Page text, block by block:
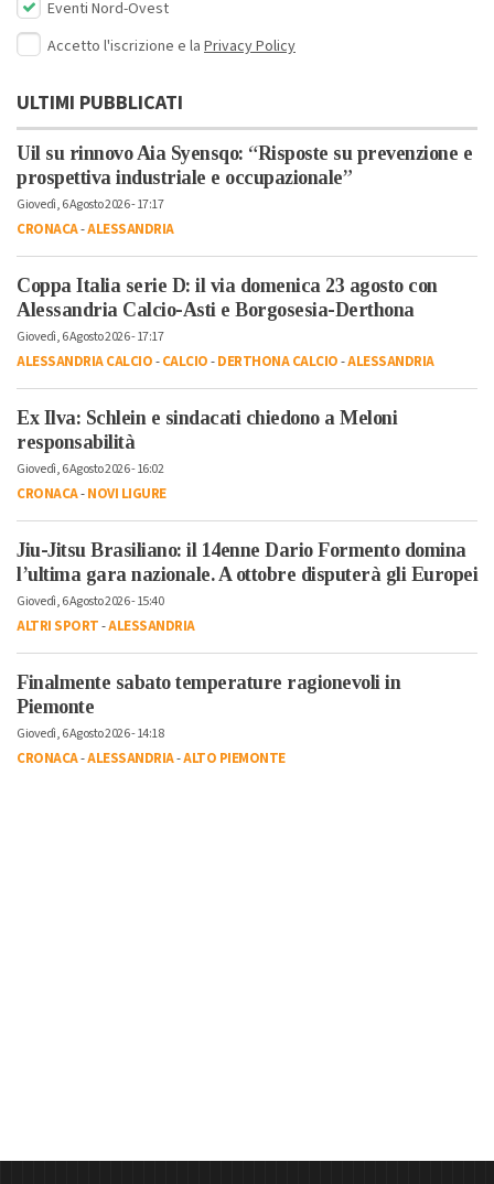
Eventi Nord-Ovest
Accetto l'iscrizione e la Privacy Policy
ULTIMI PUBBLICATI
Uil su rinnovo Aia Syensqo: “Risposte su prevenzione e
prospettiva industriale e occupazionale”
Giovedì, 6 Agosto 2026 - 17:17
CRONACA-ALESSANDRIA
Coppa Italia serie D: il via domenica 23 agosto con
Alessandria Calcio-Asti e Borgosesia-Derthona
Giovedì, 6 Agosto 2026 - 17:17
ALESSANDRIA CALCIO-CALCIO-DERTHONA CALCIO-ALESSANDRIA
Ex Ilva: Schlein e sindacati chiedono a Meloni
responsabilità
Giovedì, 6 Agosto 2026 - 16:02
CRONACA-NOVI LIGURE
Jiu-Jitsu Brasiliano: il 14enne Dario Formento domina
l’ultima gara nazionale. A ottobre disputerà gli Europei
Giovedì, 6 Agosto 2026 - 15:40
ALTRI SPORT-ALESSANDRIA
Finalmente sabato temperature ragionevoli in
Piemonte
Giovedì, 6 Agosto 2026 - 14:18
CRONACA-ALESSANDRIA-ALTO PIEMONTE